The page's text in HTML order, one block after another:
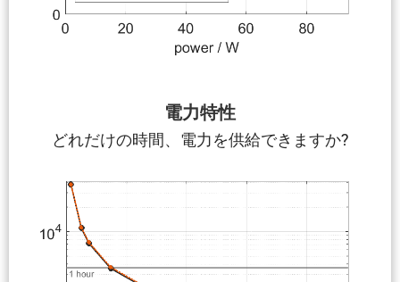
電力特性
どれだけの時間、電力を供給できますか?